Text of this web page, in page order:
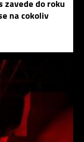
zavede do roku
na cokoliv